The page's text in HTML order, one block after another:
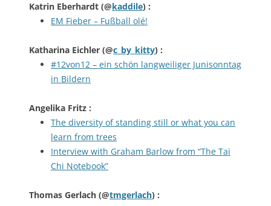
Katrin Eberhardt (@kaddile) :
EM Fieber – Fußball olé!
Katharina Eichler (@c_by_kitty) :
#12von12 – ein schön langweiliger Junisonntag
in Bildern
Angelika Fritz :
The diversity of standing still or what you can
learn from trees
Interview with Graham Barlow from “The Tai
Chi Notebook”
Thomas Gerlach (@tmgerlach) :